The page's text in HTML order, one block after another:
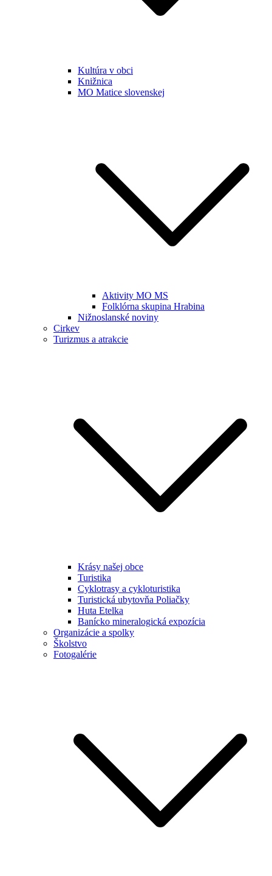
Kultúra v obci
Knižnica
MO Matice slovenskej
Aktivity MO MS
Folklórna skupina Hrabina
Nižnoslanské noviny
Cirkev
Turizmus a atrakcie
Krásy našej obce
Turistika
Cyklotrasy a cykloturistika
Turistická ubytovňa Poliačky
Huta Etelka
Banícko mineralogická expozícia
Organizácie a spolky
Školstvo
Fotogalérie